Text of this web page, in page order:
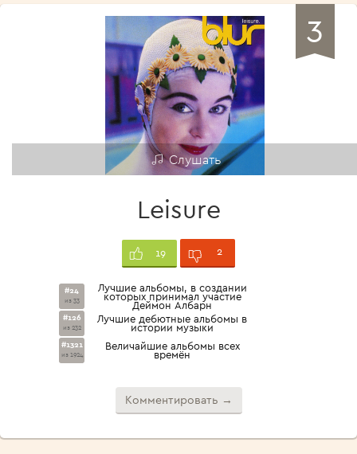
3
Слушать
Leisure
19 2
#24
из 33
Лучшие альбомы, в создании
которых принимал участие
Деймон Албарн
#126
из 232
Лучшие дебютные альбомы в
истории музыки
#1321
из 1924
Величайшие альбомы всех
времён
Комментировать →